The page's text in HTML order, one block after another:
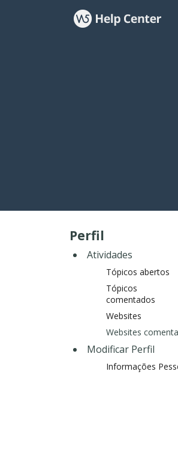
Perfil
Atividades
Tópicos abertos
Tópicos
comentados
Websites
Websites
Modificar Perfil
Informações